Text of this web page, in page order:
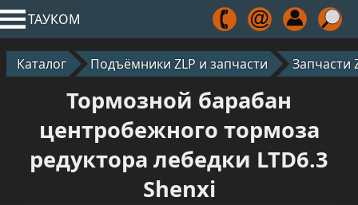
ТАУКОМ
Каталог Подъёмники ZLP и запчасти Запчасти
Тормозной барабан
центробежного тормоза
редуктора лебедки LTD6.3
Shenxi